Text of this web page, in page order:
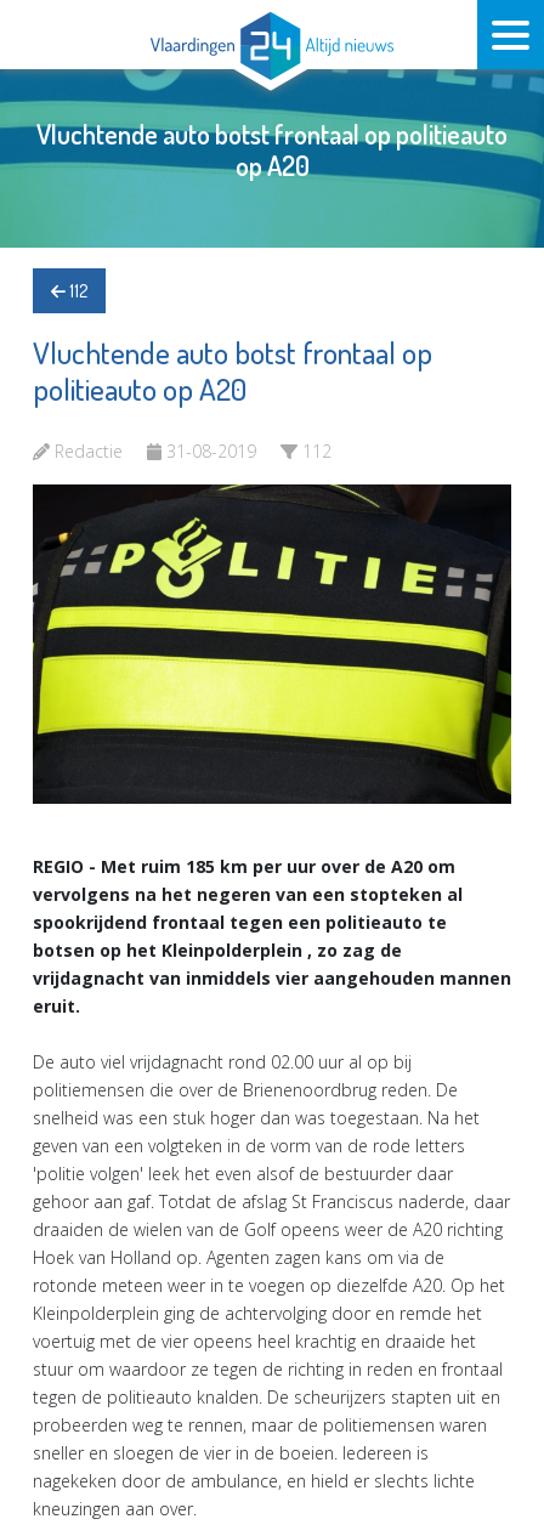
Vluchtende auto botst frontaal op politieauto
op A20
112
Vluchtende auto botst frontaal op
politieauto op A20
Redactie 31-08-2019 112
REGIO - Met ruim 185 km per uur over de A20 om
vervolgens na het negeren van een stopteken al
spookrijdend frontaal tegen een politieauto te
botsen op het Kleinpolderplein , zo zag de
vrijdagnacht van inmiddels vier aangehouden mannen
eruit.
De auto viel vrijdagnacht rond 02.00 uur al op bij
politiemensen die over de Brienenoordbrug reden. De
snelheid was een stuk hoger dan was toegestaan. Na het
geven van een volgteken in de vorm van de rode letters
'politie volgen' leek het even alsof de bestuurder daar
gehoor aan gaf. Totdat de afslag St Franciscus naderde, daar
draaiden de wielen van de Golf opeens weer de A20 richting
Hoek van Holland op. Agenten zagen kans om via de
rotonde meteen weer in te voegen op diezelfde A20. Op het
Kleinpolderplein ging de achtervolging door en remde het
voertuig met de vier opeens heel krachtig en draaide het
stuur om waardoor ze tegen de richting in reden en frontaal
tegen de politieauto knalden. De scheurijzers stapten uit en
probeerden weg te rennen, maar de politiemensen waren
sneller en sloegen de vier in de boeien. Iedereen is
nagekeken door de ambulance, en hield er slechts lichte
kneuzingen aan over.